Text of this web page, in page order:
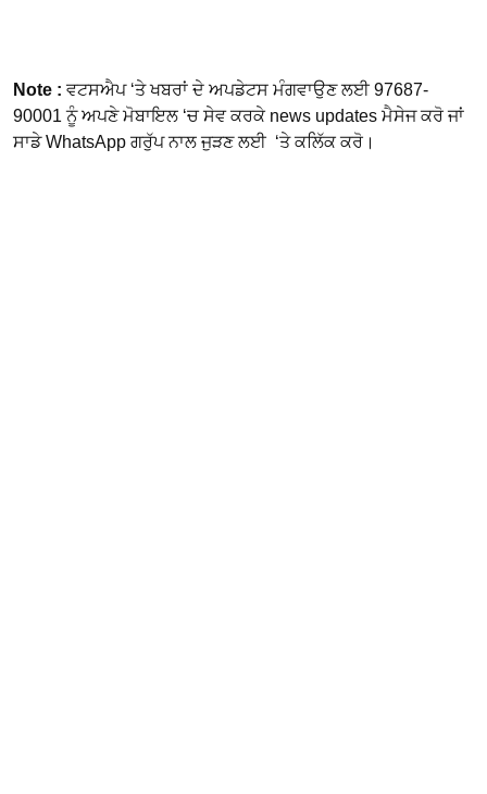
Note : ਵਟਸਐਪ ‘ਤੇ ਖਬਰਾਂ ਦੇ ਅਪਡੇਟਸ ਮੰਗਵਾਉਣ ਲਈ 97687-
90001 ਨੂੰ ਅਪਣੇ ਮੋਬਾਇਲ ‘ਚ ਸੇਵ ਕਰਕੇ news updates ਮੈਸੇਜ ਕਰੋ ਜਾਂ
ਸਾਡੇ WhatsApp ਗਰੁੱਪ ਨਾਲ ਜੁੜਣ ਲਈ ‘ਤੇ ਕਲਿੱਕ ਕਰੋ।